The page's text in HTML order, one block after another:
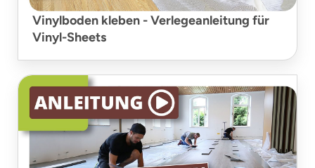
Vinylboden kleben - Verlegeanleitung für
Vinyl-Sheets